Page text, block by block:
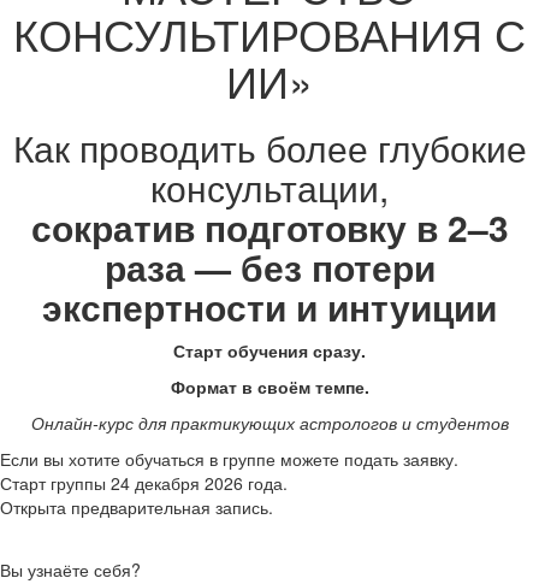
КОНСУЛЬТИРОВАНИЯ С
ИИ»
Как проводить более глубокие
консультации,
сократив подготовку в 2–3
раза — без потери
экспертности и интуиции
Старт обучения сразу.
Формат в своём темпе.
Онлайн-курс для практикующих астрологов и студентов
Если вы хотите обучаться в группе можете подать заявку.
Старт группы 24 декабря 2026 года.
Открыта предварительная запись.
Вы узнаёте себя?